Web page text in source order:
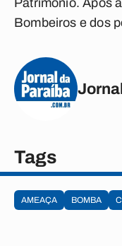
Patrimônio. Após
Bombeiros e dos
Tags
AMEAÇA BOMBA